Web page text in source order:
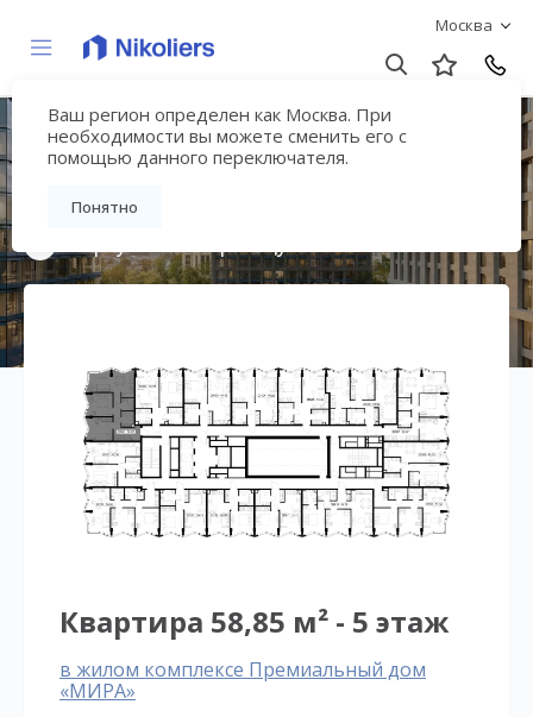
Москва
Ваш регион определен как Москва. При
необходимости вы можете сменить его с
помощью данного переключателя.
Понятно
Премиальный дом
«МИРА»
Квартира 58,85 м² - 5 этаж
в жилом комплексе Премиальный дом
«МИРА»